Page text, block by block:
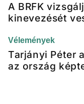
A BRFK
kinevezését
Vélemények
Tarjányi Péter
az ország